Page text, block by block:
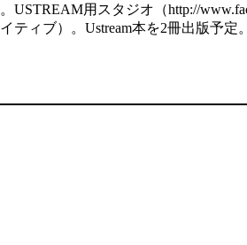
用スタジオ（http://
ィブ）。Ustream本を2冊出版予定